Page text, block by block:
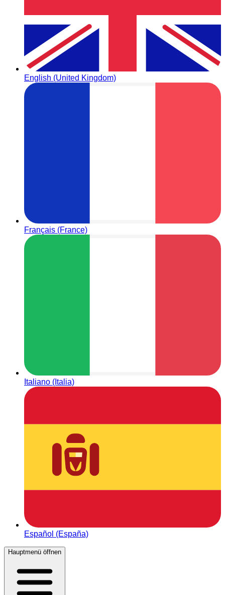
English (United Kingdom)
Français (France)
Italiano (Italia)
Español (España)
Hauptmenü öffnen